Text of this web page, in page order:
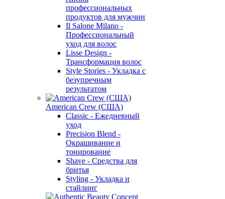
профессиональных
продуктов для мужчин
Il Salone Milano -
Профессиональный
уход для волос
Lisse Design -
Трансформация волос
Style Stories - Укладка с
безупречным
результатом
American Crew (США)
Classic - Ежедневный
уход
Precision Blend -
Окрашивание и
тонирование
Shave - Средства для
бритья
Styling - Укладка и
стайлинг